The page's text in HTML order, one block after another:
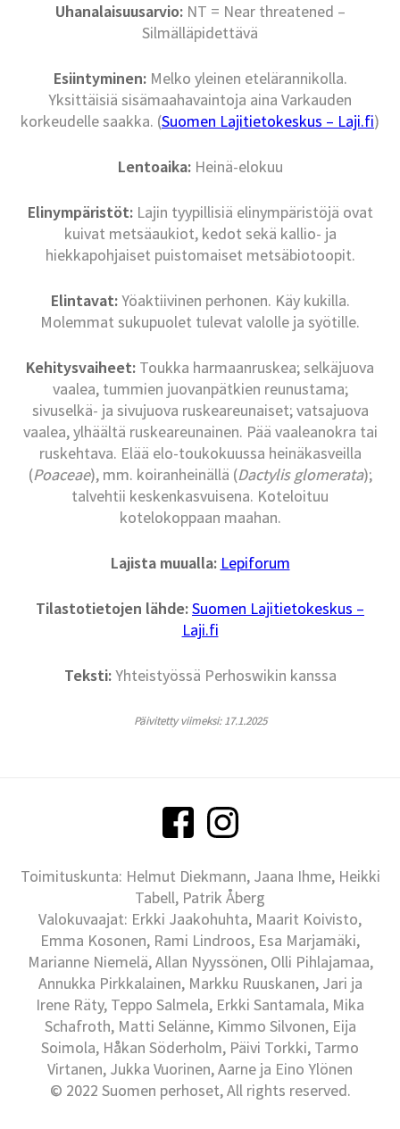
Uhanalaisuusarvio:NT = Near threatened –
Silmälläpidettävä
Esiintyminen:Melko yleinen etelärannikolla.
Yksittäisiä sisämaahavaintoja aina Varkauden
korkeudelle saakka. (Suomen Lajitietokeskus – Laji.fi)
Lentoaika:Heinä-elokuu
Elinympäristöt:Lajin tyypillisiä elinympäristöjä ovat
kuivat metsäaukiot, kedot sekä kallio- ja
hiekkapohjaiset puistomaiset metsäbiotoopit.
Elintavat:Yöaktiivinen perhonen. Käy kukilla.
Molemmat sukupuolet tulevat valolle ja syötille.
Kehitysvaiheet: Toukka harmaanruskea; selkäjuova
vaalea, tummien juovanpätkien reunustama;
sivuselkä- ja sivujuova ruskeareunaiset; vatsajuova
vaalea, ylhäältä ruskeareunainen. Pää vaaleanokra tai
ruskehtava. Elää elo-toukokuussa heinäkasveilla
(Poaceae), mm. koiranheinällä (Dactylis glomerata);
talvehtii keskenkasvuisena. Koteloituu
kotelokoppaan maahan.
Lajista muualla: Lepiforum
Tilastotietojen lähde:Suomen Lajitietokeskus –
Laji.fi
Teksti:Yhteistyössä Perhoswikin kanssa
Päivitetty viimeksi: 17.1.2025
Toimituskunta: Helmut Diekmann, Jaana Ihme, Heikki
Tabell, Patrik Åberg
Valokuvaajat: Erkki Jaakohuhta, Maarit Koivisto,
Emma Kosonen, Rami Lindroos, Esa Marjamäki,
Marianne Niemelä, Allan Nyyssönen, Olli Pihlajamaa,
Annukka Pirkkalainen, Markku Ruuskanen, Jari ja
Irene Räty, Teppo Salmela, Erkki Santamala, Mika
Schafroth, Matti Selänne, Kimmo Silvonen, Eija
Soimola, Håkan Söderholm, Päivi Torkki, Tarmo
Virtanen, Jukka Vuorinen, Aarne ja Eino Ylönen
© 2022 Suomen perhoset, All rights reserved.